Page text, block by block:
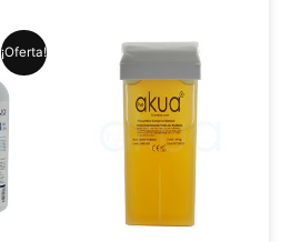
¡Oferta!Este
producto